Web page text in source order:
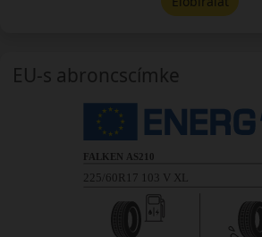
EU-s abroncscímke